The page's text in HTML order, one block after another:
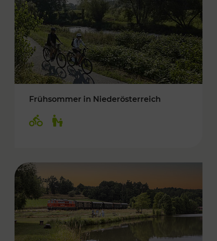
Frühsommer in Niederösterreich